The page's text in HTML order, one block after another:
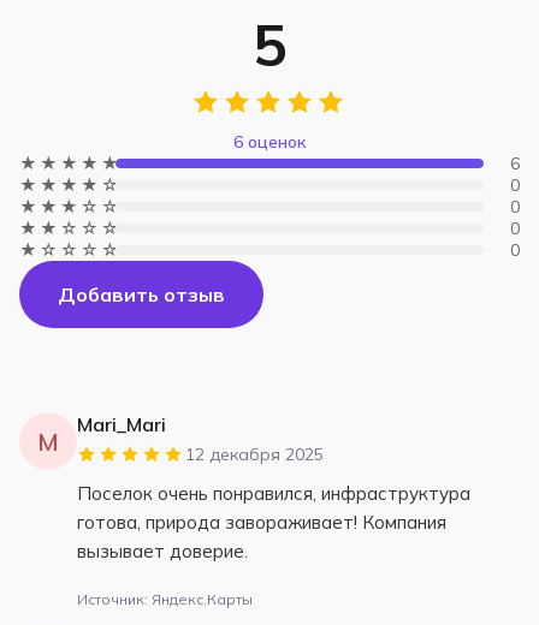
5
6 оценок
★★★★★
6
★★★★☆
0
★★★☆☆
0
★★☆☆☆
0
★☆☆☆☆
0
Добавить отзыв
M
Mari_Mari
12 декабря 2025
Поселок очень понравился, инфраструктура
готова, природа завораживает! Компания
вызывает доверие.
Источник: Яндекс.Карты